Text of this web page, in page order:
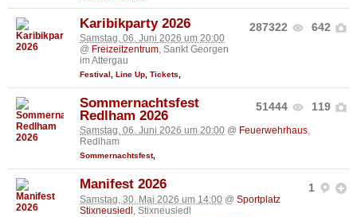
287322 642
Karibikparty 2026
Samstag, 06. Juni 2026 um 20:00
@ Freizeitzentrum, Sankt Georgen
im Attergau
Festival Line Up Tickets
51444 119
Sommernachtsfest
Redlham 2026
Samstag, 06. Juni 2026 um 20:00 @ Feuerwehrhaus,
Redlham
Sommernachtsfest,
1
Manifest 2026
Samstag, 30. Mai 2026 um 14:00 @ Sportplatz
Stixneusiedl , Stixneusiedl